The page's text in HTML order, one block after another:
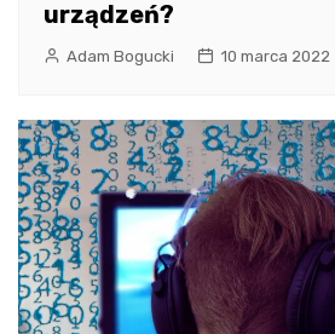
urządzeń?
Adam Bogucki 10 marca 2022